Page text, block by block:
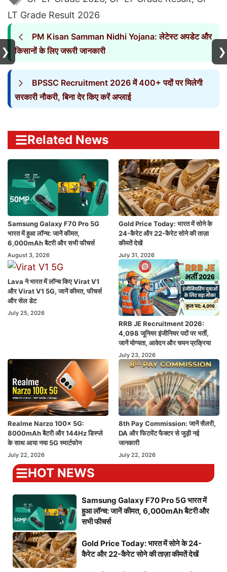
LT Grade Result 2026
PM Kisan Samman Nidhi Yojana: लेटेस्ट अपडेट और
किसानों के लिए जरूरी जानकारी
BPSSC Recruitment 2026 में 400+ पदों पर मिलेगी
सरकारी नौकरी, बिना देर किए करें अप्लाई
Related News
Samsung Galaxy F70 Pro 5G
भारत में हुआ लॉन्च: जानें कीमत,
6,000mAh बैटरी और सभी फीचर्स
August 3, 2026
Gold Price Today: भारत में सोने के
24-कैरेट और 22-कैरेट सोने की ताज़ा
कीमतें देखें
July 31, 2026
Lava ने भारत में लॉन्च किए Virat V1
और Virat V1 5G, जानें कीमत, फीचर्स
और सेल डेट
July 25, 2026
RRB JE Recruitment 2026:
4,098 जूनियर इंजीनियर पदों पर भर्ती,
जानें योग्यता, आवेदन और चयन प्रक्रिया
July 23, 2026
Realme Narzo 100x 5G:
8000mAh बैटरी और 144Hz डिस्प्ले
के साथ आया नया 5G स्मार्टफोन
July 22, 2026
8th Pay Commission: जानें सैलरी,
DA और फिटमेंट फैक्टर से जुड़ी नई
जानकारी
July 22, 2026
HOT NEWS
Samsung Galaxy F70 Pro 5G भारत में
हुआ लॉन्च: जानें कीमत, 6,000mAh बैटरी और
सभी फीचर्स
Gold Price Today: भारत में सोने के 24-
कैरेट और 22-कैरेट सोने की ताज़ा कीमतें देखें
❯ ❯